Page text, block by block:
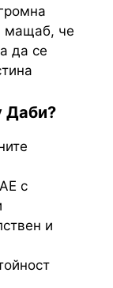
мащаб, че
да се
Даби?
с
и